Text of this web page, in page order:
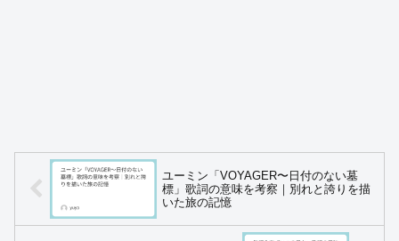
ユーミン「VOYAGER〜日付のない墓
標」歌詞の意味を考察｜別れと誇りを描
いた旅の記憶